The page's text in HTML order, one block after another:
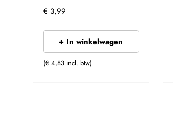
€ 3,99
+ In winkelwagen
(€ 4,83 incl. btw)